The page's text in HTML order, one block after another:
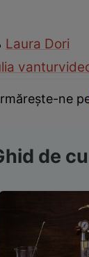
Laura Dori
vantur
ne
de